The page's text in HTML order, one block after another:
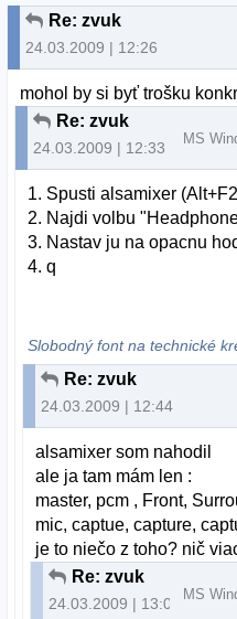
Re: zvuk
24.03.2009 | 12:26
mohol by si byť trošku
Re: zvuk
24.03.2009 | 12:33
MS
1. Spusti alsamixer
2. Najdi volbu
3. Nastav ju na opacnu
4. q
Slobodný font na technické
Re: zvuk
24.03.2009 | 12:44
alsamixer som nahodil
ale ja tam mám len :
master, pcm , Front,
mic, captue, capture,
je to niečo z toho? nič
Re: zvuk
24.03.2009 | 13:05
MS